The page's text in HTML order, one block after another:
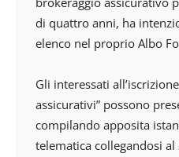
di quattro anni, ha
elenco nel proprio Albo
Gli interessati
assicurativi” possono
compilando apposita
telematica collegandosi